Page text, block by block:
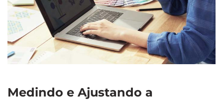
Medindo e Ajustando a